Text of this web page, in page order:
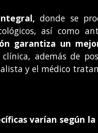
donde se
así como
garantiza un
además de
y el médico
varían según